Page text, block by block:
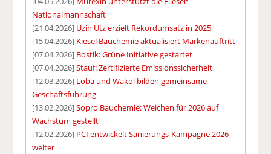
Nationalmannschaft
[21.04.2026] Uzin Utz erzielt Rekordumsatz in 2025
[15.04.2026] Kiesel Bauchemie aktualisiert Markenauftritt
[07.04.2026] Bostik: Grüne Initiative gestartet
[07.04.2026]Stauf: Zertifizierte Emissionssicherheit
[12.03.2026] Loba und Wakol bilden gemeinsame
Geschäftsführung
[13.02.2026]Sopro Bauchemie: Weichen für 2026 auf
Wachstum gestellt
[12.02.2026] PCI entwickelt Sanierungs-Kampagne 2026
weiter